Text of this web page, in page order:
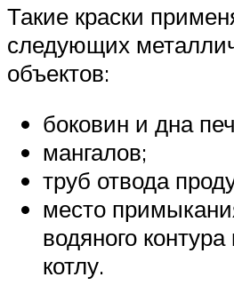
Такие краски
следующих
объектов:
боковин и дна
мангалов;
труб отвода
место
водяного
котлу.